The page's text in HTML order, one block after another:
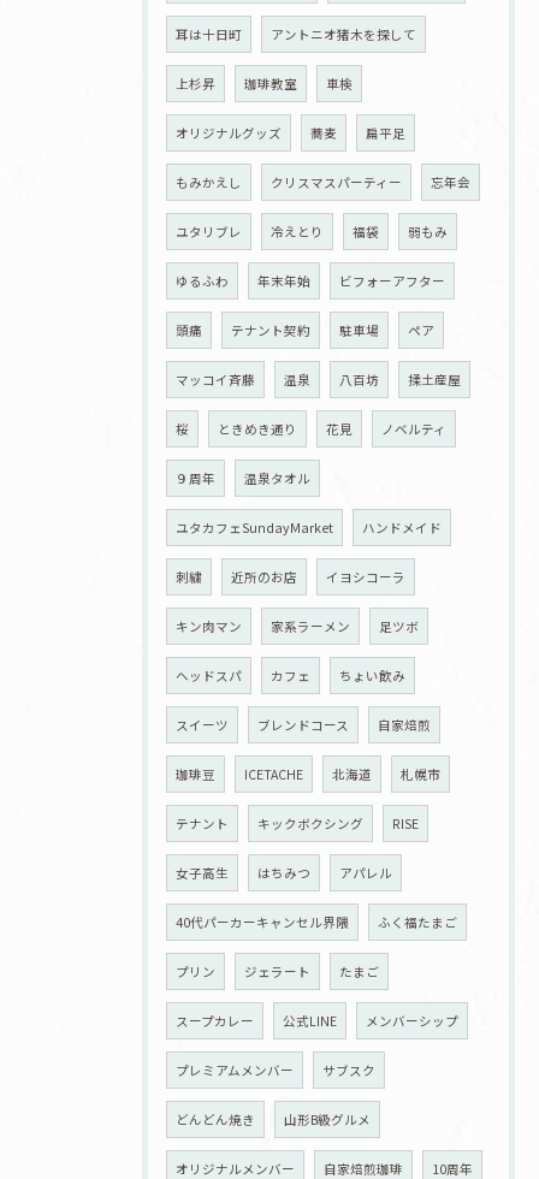
耳は十日町 アントニオ猪木を探して
上杉昇 珈琲教室 車検
オリジナルグッズ 蕎麦 扁平足
もみかえし クリスマスパーティー 忘年会
ユタリブレ 冷えとり 福袋 弱もみ
ゆるふわ 年末年始 ビフォーアフター
頭痛 テナント契約 駐車場 ペア
マッコイ斉藤 温泉 八百坊 揉土産屋
桜 ときめき通り 花見 ノベルティ
９周年 温泉タオル
ユタカフェSundayMarket ハンドメイド
刺繍 近所のお店 イヨシコーラ
キン肉マン 家系ラーメン 足ツボ
ヘッドスパ カフェ ちょい飲み
スイーツ ブレンドコース 自家焙煎
珈琲豆 ICETACHE 北海道 札幌市
テナント キックボクシング RISE
女子高生 はちみつ アパレル
40代パーカーキャンセル界隈 ふく福たまご
プリン ジェラート たまご
スープカレー 公式LINE メンバーシップ
プレミアムメンバー サブスク
どんどん焼き 山形B級グルメ
オリジナルメンバー 自家焙煎珈琲 10周年